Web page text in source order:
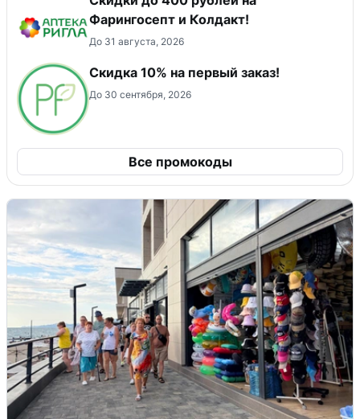
Фарингосепт и Колдакт!
До 31 августа, 2026
Скидка 10% на первый заказ!
До 30 сентября, 2026
Все промокоды